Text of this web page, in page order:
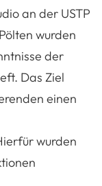
an der USTP
wurden
der
Das Ziel
einen
wurden